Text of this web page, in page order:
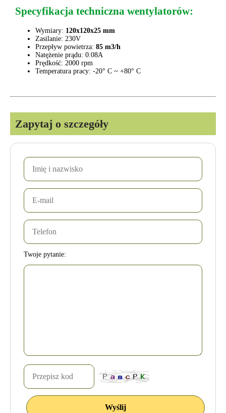
Specyfikacja techniczna wentylatorów:
Wymiary: 120x120x25 mm
Zasilanie: 230V
Przepływ powietrza: 85 m3/h
Natężenie prądu: 0.08A
Prędkość: 2000 rpm
Temperatura pracy: -20° C ~ +80° C
Zapytaj o szczegóły
Twoje pytanie: